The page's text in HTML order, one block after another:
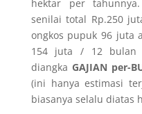
hektar per
senilai total Rp.250
ongkos pupuk 96 juta
154 juta / 12 bulan
diangka GAJIAN per-
(ini hanya estimasi
biasanya selalu diatas